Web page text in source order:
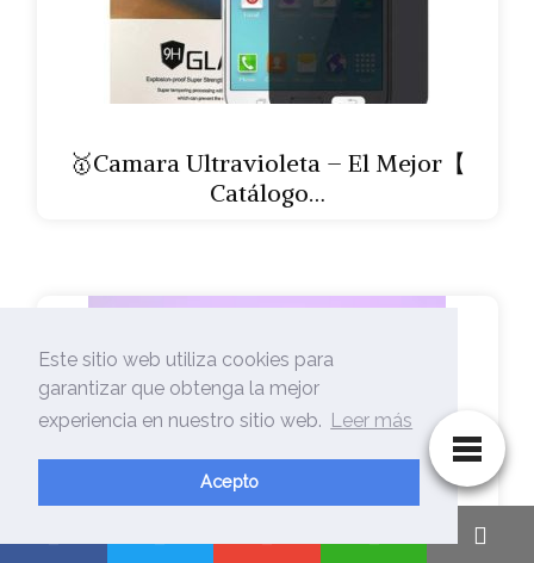
🥇Camara Ultravioleta – El Mejor【
Catálogo…
Este sitio web utiliza cookies para
garantizar que obtenga la mejor
experiencia en nuestro sitio web. Leer más
Acepto